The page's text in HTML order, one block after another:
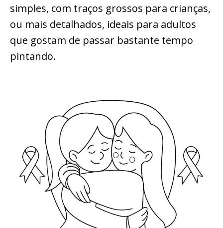
simples, com traços grossos para crianças,
ou mais detalhados, ideais para adultos
que gostam de passar bastante tempo
pintando.